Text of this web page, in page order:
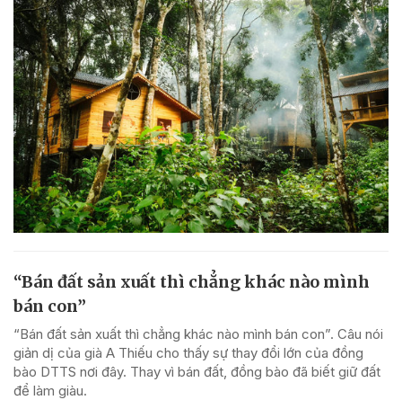
“Bán đất sản xuất thì chẳng khác nào mình
bán con”
“Bán đất sản xuất thì chẳng khác nào mình bán con”. Câu nói
giản dị của già A Thiếu cho thấy sự thay đổi lớn của đồng
bào DTTS nơi đây. Thay vì bán đất, đồng bào đã biết giữ đất
để làm giàu.